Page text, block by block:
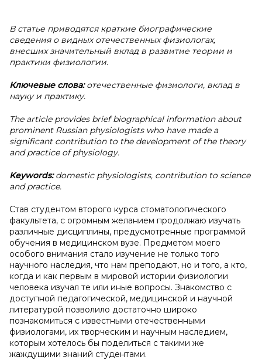
В статье приводятся краткие биографические
сведения о видных отечественных физиологах,
внесших значительный вклад в развитие теории и
практики физиологии.
Ключевые слова:отечественные физиологи, вклад в
науку и практику.
The article provides brief biographical information about
prominent Russian physiologists who have made a
significant contribution to the development of the theory
and practice of physiology.
Keywords:domestic physiologists, contribution to science
and practice.
Став студентом второго курса стоматологического
факультета, с огромным желанием продолжаю изучать
различные дисциплины, предусмотренные программой
обучения в медицинском вузе. Предметом моего
особого внимания стало изучение не только того
научного наследия, что нам преподают, но и того, а кто,
когда и как первым в мировой истории физиологии
человека изучал те или иные вопросы. Знакомство с
доступной педагогической, медицинской и научной
литературой позволило достаточно широко
познакомиться с известными отечественными
физиологами, их творческим и научным наследием,
которым хотелось бы поделиться с такими же
жаждущими знаний студентами.